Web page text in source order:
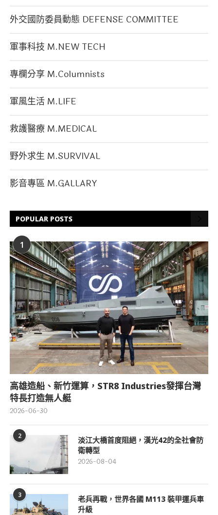
外交國防委員動態 DEFENSE COMMITTEE
軍事科技 M.NEW TECH
專欄分享 M.Columnists
軍風生活 M.LIFE
救護醫療 M.MEDICAL
野外求生 M.SURVIVAL
影音專區 M.GALLARY
POPULAR POSTS
1
高雄造船、新竹運算，STR8 Industries發揮台灣
特長打造無人艇
2026-06-30
2
淡江大橋首度阻絕，漢光42的全社會防
衛轉型
2026-08-04
3
老兵再戰，世界各國 M113 裝甲運兵車
升級